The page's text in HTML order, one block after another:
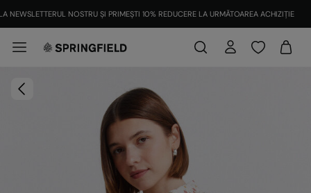
NEWSLETTERUL NOSTRU ȘI PRIMEȘTI 10% REDUCERE LA URMĂTOAREA ACHIZIȚIE